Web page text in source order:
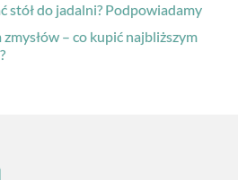
stół do jadalni? Podpowiadamy
– co kupić najbliższym